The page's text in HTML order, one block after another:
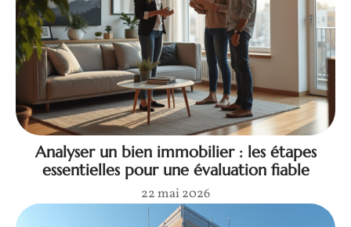
Analyser un bien immobilier : les étapes
essentielles pour une évaluation fiable
22 mai 2026